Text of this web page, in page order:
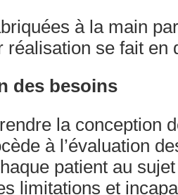
à la main
réalisation se fait en
des besoins
la conception
à l’évaluation
patient au
limitations et